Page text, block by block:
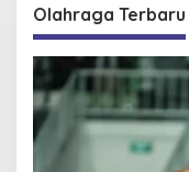
Olahraga Terbaru